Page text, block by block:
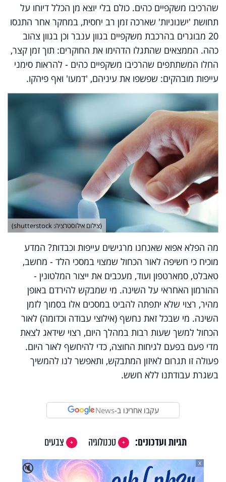
שהרכיבו משקפיים כהים. כולם בלי יוצא מן הכלל דיוחו על
תחושת 'ישנוניות' שארכה זמן רב יחסית, במחקר אחר התנסו
20 מבוגרים בהרכבת משקפיים בגוון ענבר וכן בגוון צהוב
כהה. הממצאים שהתגלו הדהימו את החוקרים: תוך זמן קצר,
החלו המשתתפים שהרכיבו משקפיים כהים - להראות סימני
עייפות מובהקים: שפשפו את עיניהם, 'דמעו' ואף פיהקו.
(צילום אילוסטרציה: shutterstock)
מה הפלא אפוא שאנחנו מרגישים עייפות וכבדות? המדע
מוכיח כי חשיפה לאור הכחול שמצוי במסכי הלד - מחשב,
טאבלט, סמארטפון ועוד, מעכבים את ייצור המלטונין -
ההורמון האחראי על השינה. מי שמבקש להירדם באופן
מהיר, רצוי שלא יתפתה להביט במסכים אלו בסמוך לזמן
השינה. מי שבכל זאת נחשף (אילוצי עבודה וכדומה) לאור
הכחול למשך שעות רבות במהלך היום, רצוי שידאג לצאת
מדי פעם בפעם לגיחות החוצה, כדי להיחשף לאור היום.
פעולה זו תגרום לאיזון המתבקש, ותאפשר לנו להמשיך
בשגרת עבודתנו ללא חשש.
עקבו אחרינו ב-News
תגיות ועדכונים: טכנולוגיה
צבעים
🔇
X